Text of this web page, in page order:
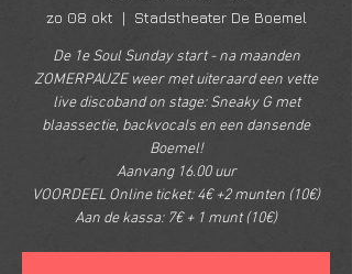
zo 08 okt
  |
Stadstheater De Boemel
De 1e Soul Sunday start - na maanden
ZOMERPAUZE weer met uiteraard een vette
live discoband on stage: Sneaky G met
blaassectie, backvocals en een dansende
Boemel!
Aanvang 16.00 uur
VOORDEEL Online ticket: 4€ +2 munten (10€)
Aan de kassa: 7€ + 1 munt (10€)